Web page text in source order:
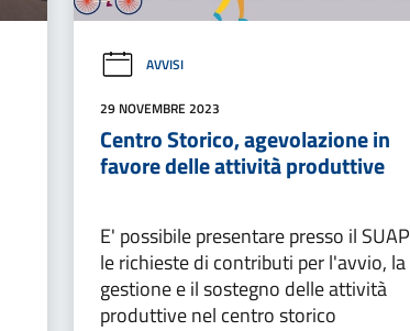
AVVISI
29 NOVEMBRE 2023
Centro Storico, agevolazione in
favore delle attività produttive
E' possibile presentare presso il SUAP
le richieste di contributi per l'avvio, la
gestione e il sostegno delle attività
produttive nel centro storico